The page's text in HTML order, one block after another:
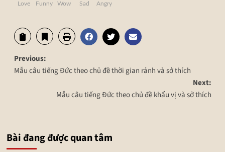
Love
Funny
Wow
Sad
Angry
Previous:
Mẫu câu tiếng Đức theo chủ đề thời gian rảnh và sở thích
Next:
Mẫu câu tiếng Đức theo chủ đề khẩu vị và sở thích
Bài đang được quan tâm